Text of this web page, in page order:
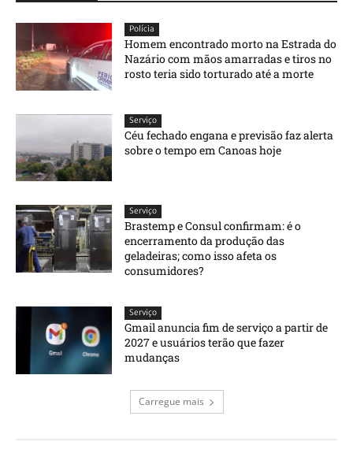
Polícia
Homem encontrado morto na Estrada do
Nazário com mãos amarradas e tiros no
rosto teria sido torturado até a morte
Serviço
Céu fechado engana e previsão faz alerta
sobre o tempo em Canoas hoje
Serviço
Brastemp e Consul confirmam: é o
encerramento da produção das
geladeiras; como isso afeta os
consumidores?
Serviço
Gmail anuncia fim de serviço a partir de
2027 e usuários terão que fazer
mudanças
Carregue mais